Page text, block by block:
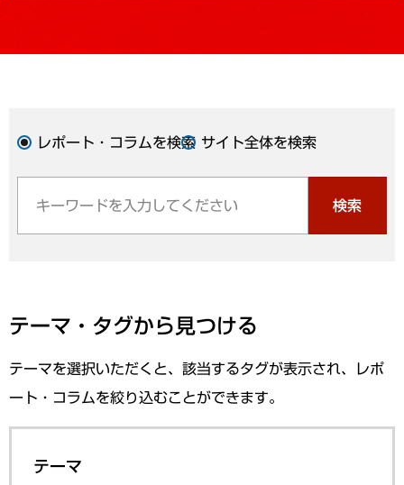
レポート・コラムを検索 サイト全体を検索
検索
テーマ・タグから見つける
テーマを選択いただくと、該当するタグが表示され、レポ
ート・コラムを絞り込むことができます。
テーマ